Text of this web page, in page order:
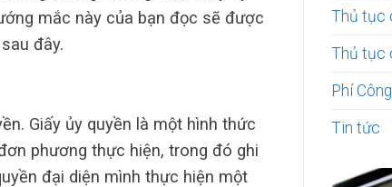
mắc này của bạn đọc sẽ được
đây.
Giấy ủy quyền là một hình thức
phương thực hiện, trong đó ghi
đại diện mình thực hiện một
Thủ tục
Thủ tục
Phí
Tin tức